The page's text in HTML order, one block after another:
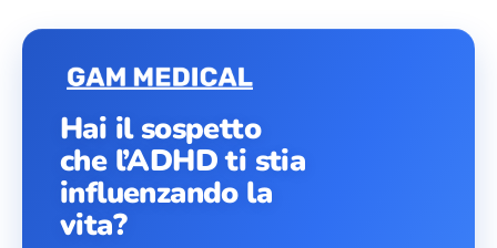
Hai il sospetto
che l’ADHD ti stia
influenzando la
vita?